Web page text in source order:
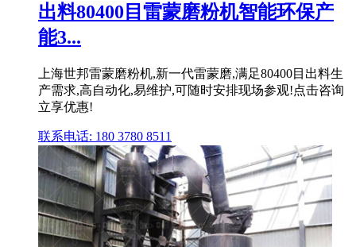
出料80400目雷蒙磨粉机智能环保产
能3...
上海世邦雷蒙磨粉机,新一代雷蒙磨,满足80400目出料生
产需求,高自动化,易维护,可随时安排现场参观!点击咨询
立享优惠!
联系电话: 180 3780 8511